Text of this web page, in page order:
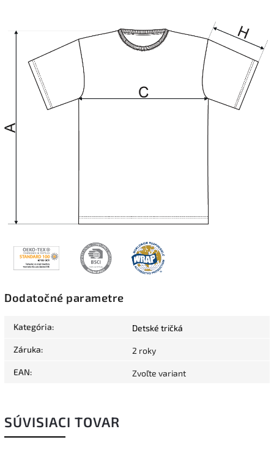
Dodatočné parametre
Kategória: Detské tričká
Záruka: 2 roky
EAN: Zvoľte variant
SÚVISIACI TOVAR